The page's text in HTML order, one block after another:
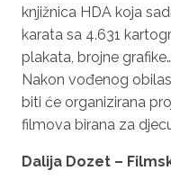
knjižnica HDA koja
karata sa 4.631
plakata, brojne
Nakon vođenog
biti će organizirana
filmova birana za
Dalija Dozet –